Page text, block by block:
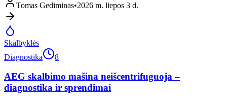
Tomas Gediminas•2026 m. liepos 3 d.
Skalbyklės
Diagnostika
8
AEG skalbimo mašina neišcentrifuguoja –
diagnostika ir sprendimai